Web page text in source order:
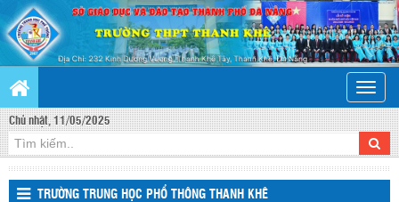
Toggle
Chủ nhật, 11/05/2025
TRƯỜNG TRUNG HỌC PHỔ THÔNG THANH KHÊ